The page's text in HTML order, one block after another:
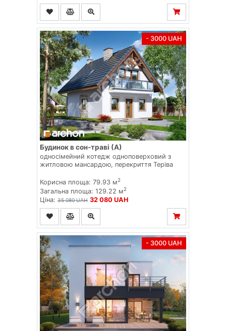
- 3000 UAH
Будинок в сон-траві (А)
односімейний котедж одноповерховий з
житловою мансардою, перекриття Теріва
Корисна площа: 79.93 м2
Загальна площа: 129.22 м2
Ціна: 35 080 UAH 32 080 UAH
- 3000 UAH